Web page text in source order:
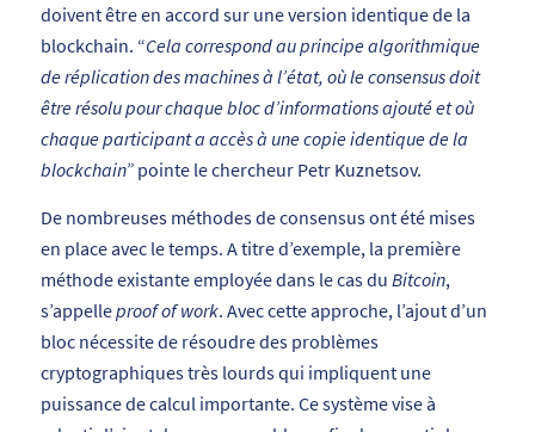
doivent être en accord sur une version identique de la
blockchain. “Cela correspond au principe algorithmique
de réplication des machines à l’état, où le consensus doit
être résolu pour chaque bloc d’informations ajouté et où
chaque participant a accès à une copie identique de la
blockchain” pointe le chercheur Petr Kuznetsov.
De nombreuses méthodes de consensus ont été mises
en place avec le temps. A titre d’exemple, la première
méthode existante employée dans le cas du Bitcoin,
s’appelleproof of work. Avec cette approche, l’ajout d’un
bloc nécessite de résoudre des problèmes
cryptographiques très lourds qui impliquent une
puissance de calcul importante. Ce système vise à